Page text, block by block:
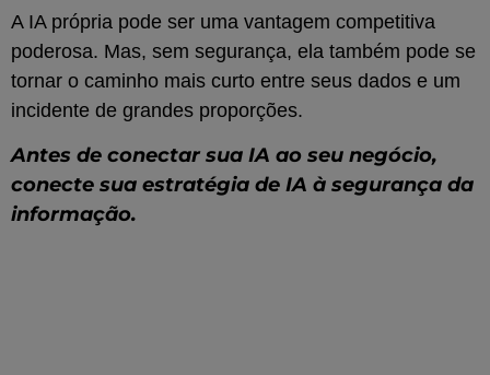
A IA própria pode ser uma vantagem competitiva
poderosa. Mas, sem segurança, ela também pode se
tornar o caminho mais curto entre seus dados e um
incidente de grandes proporções.
Antes de conectar sua IA ao seu negócio,
conecte sua estratégia de IA à segurança da
informação.